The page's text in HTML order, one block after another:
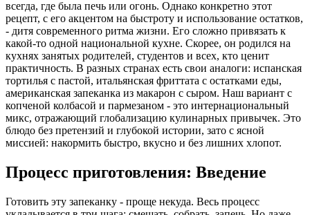
всегда, где была печь или огонь. Однако конкретно этот
рецепт, с его акцентом на быстроту и использование остатков,
- дитя современного ритма жизни. Его сложно привязать к
какой-то одной национальной кухне. Скорее, он родился на
кухнях занятых родителей, студентов и всех, кто ценит
практичность. В разных странах есть свои аналоги: испанская
тортилья с пастой, итальянская фриттата с остатками еды,
американская запеканка из макарон с сыром. Наш вариант с
копченой колбасой и пармезаном - это интернациональный
микс, отражающий глобализацию кулинарных привычек. Это
блюдо без претензий и глубокой истории, зато с ясной
миссией: накормить быстро, вкусно и без лишних хлопот.
Процесс приготовления: Введение
Готовить эту запеканку - проще некуда. Весь процесс